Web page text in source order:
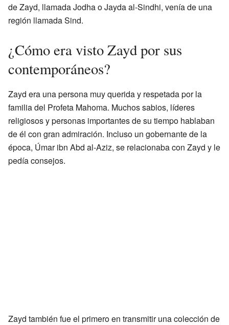
de Zayd, llamada Jodha o Jayda al-Sindhi, venía de una
región llamada Sind.
¿Cómo era visto Zayd por sus
contemporáneos?
Zayd era una persona muy querida y respetada por la
familia del Profeta Mahoma. Muchos sabios, líderes
religiosos y personas importantes de su tiempo hablaban
de él con gran admiración. Incluso un gobernante de la
época, Úmar ibn Abd al-Aziz, se relacionaba con Zayd y le
pedía consejos.
Zayd también fue el primero en transmitir una colección de